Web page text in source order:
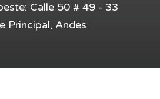
Calle 50 # 49 - 33
Principal, Andes